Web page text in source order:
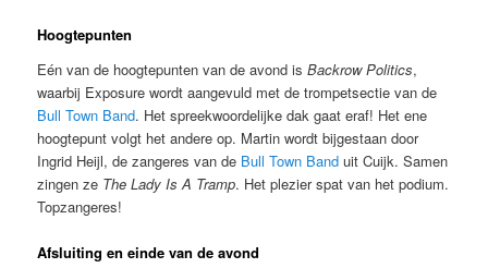
Hoogtepunten
Eén van de hoogtepunten van de avond isBackrow Politics,
waarbij Exposure wordt aangevuld met de trompetsectie van de
Bull Town Band. Het spreekwoordelijke dak gaat eraf! Het ene
hoogtepunt volgt het andere op. Martin wordt bijgestaan door
Ingrid Heijl, de zangeres van de Bull Town Band uit Cuijk. Samen
zingen ze The Lady Is A Tramp. Het plezier spat van het podium.
Topzangeres!
Afsluiting en einde van de avond